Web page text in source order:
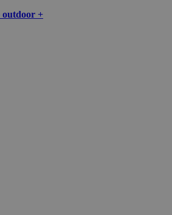
outdoor +